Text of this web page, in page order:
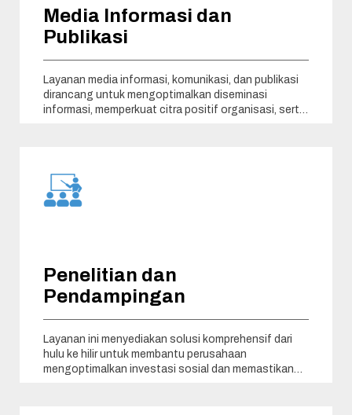
Media Informasi dan
Publikasi
Layanan media informasi, komunikasi, dan publikasi
dirancang untuk mengoptimalkan diseminasi
informasi, memperkuat citra positif organisasi, serta
Penelitian dan
Pendampingan
Layanan ini menyediakan solusi komprehensif dari
hulu ke hilir untuk membantu perusahaan
mengoptimalkan investasi sosial dan memastikan